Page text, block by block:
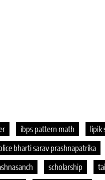
ibps pattern math
lipik
bharti sarav prashnapatrika
scholarship